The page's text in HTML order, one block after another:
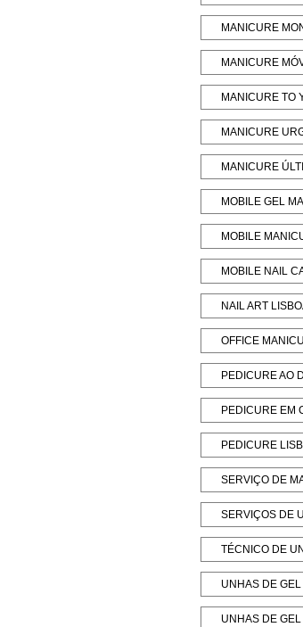
MANICURE
MANICURE
MANICURE TO
MANICURE
MANICURE
MOBILE GEL
MOBILE
MOBILE NAIL
NAIL ART
OFFICE
PEDICURE AO
PEDICURE EM
PEDICURE
SERVIÇO DE
SERVIÇOS DE
TÉCNICO DE
UNHAS DE
UNHAS DE